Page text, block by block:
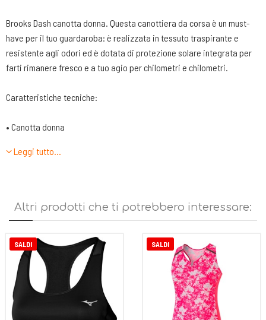
Brooks Dash canotta donna. Questa canottiera da corsa è un must-
have per il tuo guardaroba: è realizzata in tessuto traspirante e
resistente agli odori ed è dotata di protezione solare integrata per
farti rimanere fresco e a tuo agio per chilometri e chilometri.
Caratteristiche tecniche:
• Canotta donna
• Spacchetto laterale per migliorare la libertà nei movimenti
Leggi tutto…
Altri prodotti che ti potrebbero interessare:
SALDI SALDI